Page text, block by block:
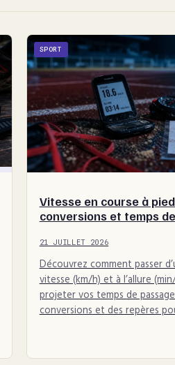
SPORT
Vitesse en course à
conversions et temps
21 JUILLET 2026
Découvrez comment passer
vitesse (km/h) et à l’allure
projeter vos temps de
conversions et des repères